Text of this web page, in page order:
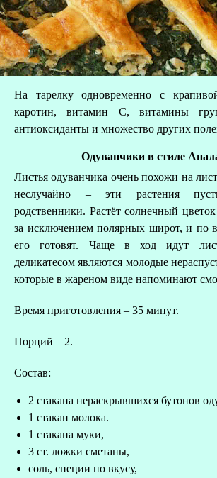
На тарелку одновременно с
каротин, витамин С, витамины
антиоксиданты и множество других
Одуванчики в стиле
Листья одуванчика очень похожи на
неслучайно – эти растения
родственники. Растёт солнечный
за исключением полярных широт, и по
его готовят. Чаще в ход идут
деликатесом являются молодые
которые в жареном виде напоминают
Время приготовления – 35 минут.
Порций – 2.
Состав:
2 стакана нераскрывшихся бутонов
1 стакан молока.
1 стакана муки,
3 ст. ложки сметаны,
соль, специи по вкусу,